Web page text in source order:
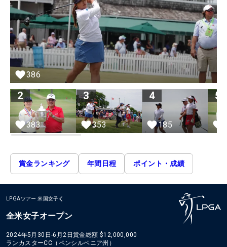
386
2
383
3
353
4
185
5
賞金ランキング 年間日程 ポイント・成績
LPGAツアー 米国女子
全米女子オープン
2024年5月30日-6月2日賞金総額 $12,000,000
ランカスターCC（ペンシルベニア州）